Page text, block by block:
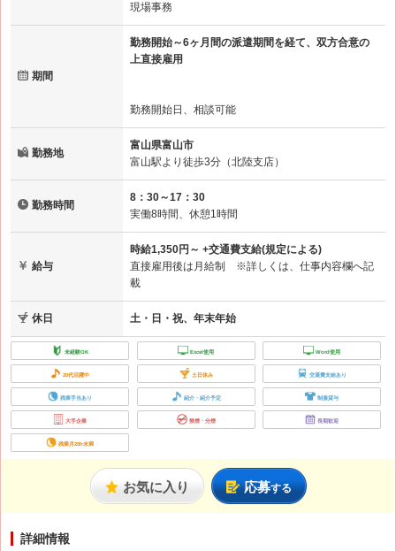
現場事務
期間
勤務開始～6ヶ月間の派遣期間を経て、双方合意の
上直接雇用
勤務開始日、相談可能
勤務地
富山県富山市
富山駅より徒歩3分（北陸支店）
勤務時間
8：30～17：30
実働8時間、休憩1時間
給与
時給1,350円～ +交通費支給(規定による)
直接雇用後は月給制 ※詳しくは、仕事内容欄へ記
載
休日 土・日・祝、年末年始
未経験OK Excel使用 Word使用
20代活躍中 土日休み 交通費支給あり
残業手当あり 紹介・紹介予定 制服貸与
大手企業 禁煙・分煙 長期歓迎
残業月20h未満
お気に入り 応募する
詳細情報